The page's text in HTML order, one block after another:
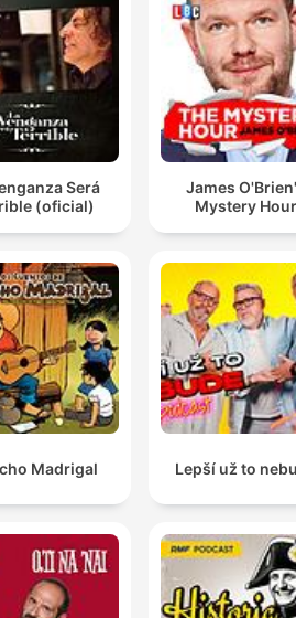
Será
(oficial)
James
Mystery Hour
Madrigal Lepší už to